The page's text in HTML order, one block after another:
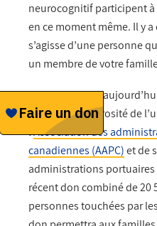
neurocognitif participent
en ce moment même. Il y
s’agisse d’une personne
un membre de votre
C’est pourquoi,
lumière la générosité de
l’Association des
canadiennes (AAPC)et de
administrations portuaires
récent don combiné de 20
personnes touchées par